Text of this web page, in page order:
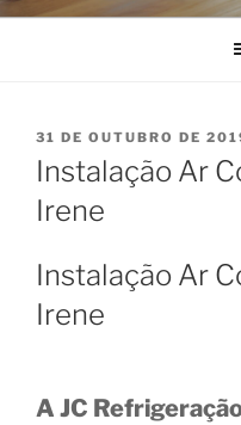
PUBLICADO
EM
31 DE OUTUBRO DE
Instalação Ar
Irene
Instalação Ar
Irene
A JC